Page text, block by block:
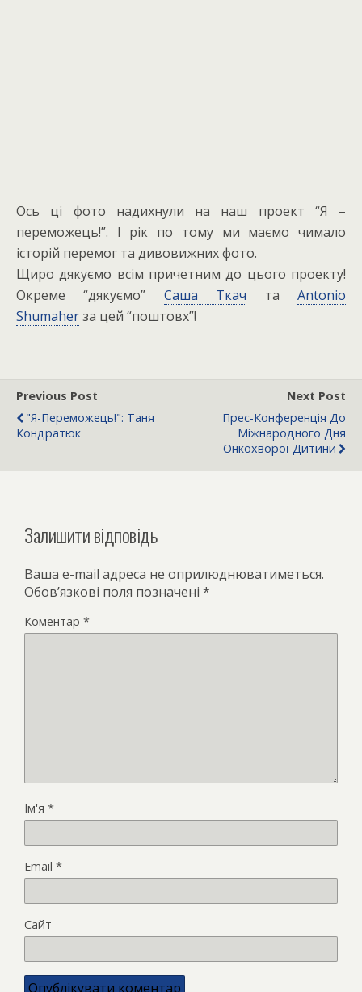
Ось ці фото надихнули на наш проект “Я –
переможець!”. І рік по тому ми маємо чимало
історій перемог та дивовижних фото.
Щиро дякуємо всім причетним до цього проекту!
Окреме “дякуємо” Саша Ткач таAntonio
Shumaherза цей “поштовх”!
Previous Post
"Я-Переможець!": Таня
Кондратюк
Next Post
Прес-Конференція До
Міжнародного Дня
Онкохворої Дитини
Залишити відповідь
Ваша e-mail адреса не оприлюднюватиметься.
Обов’язкові поля позначені *
Коментар *
Ім'я *
Email *
Сайт